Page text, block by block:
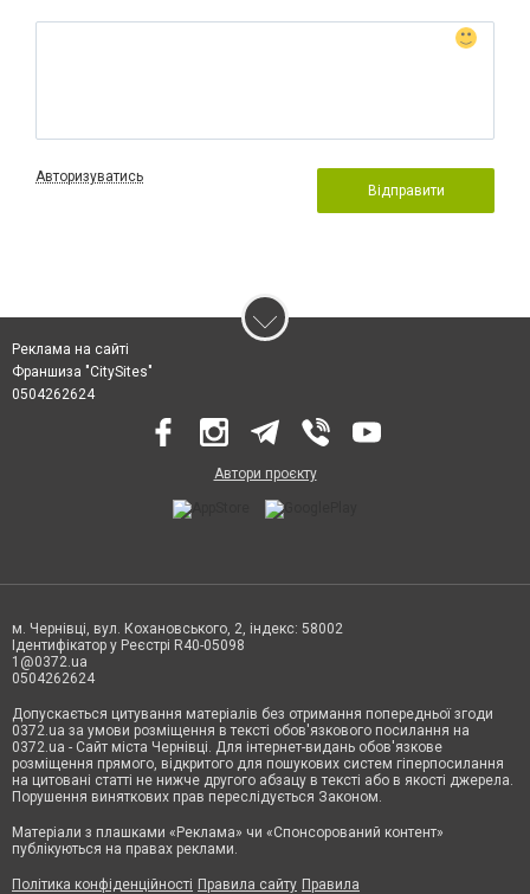
Авторизуватись
Відправити
Реклама на сайті
Франшиза "CitySites"
0504262624
Автори проєкту
м. Чернівці, вул. Кохановського, 2, індекс: 58002
Ідентифікатор у Реєстрі R40-05098
1@0372.ua
0504262624
Допускається цитування матеріалів без отримання попередньої згоди
0372.ua за умови розміщення в тексті обов'язкового посилання на
0372.ua - Сайт міста Чернівці. Для інтернет-видань обов'язкове
розміщення прямого, відкритого для пошукових систем гіперпосилання
на цитовані статті не нижче другого абзацу в тексті або в якості джерела.
Порушення виняткових прав переслідується Законом.
Матеріали з плашками «Реклама» чи «Спонсорований контент»
публікуються на правах реклами.
Політика конфіденційності Правила сайту Правила